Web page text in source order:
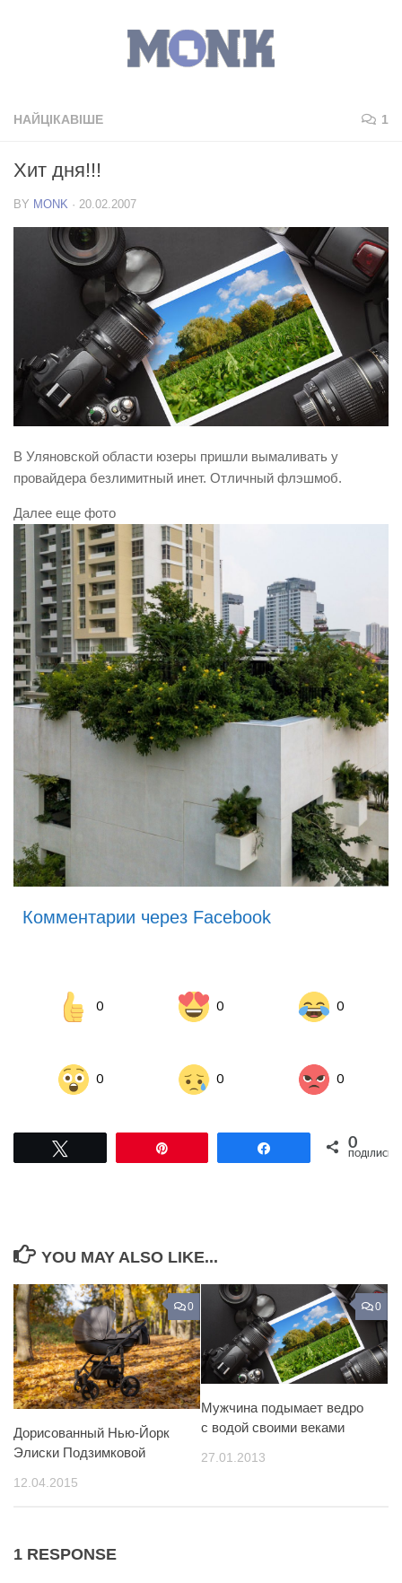
НАЙЦІКАВІШЕ 1
Хит дня!!!
BY MONK · 20.02.2007
В Уляновской области юзеры пришли вымаливать у
провайдера безлимитный инет. Отличный флэшмоб.
Далее еще фото
Комментарии через Facebook
0 0 0
0 0 0
Поділитися0
ПОДІЛИСЬ
YOU MAY ALSO LIKE...
0
Дорисованный Нью-Йорк
Элиски Подзимковой
12.04.2015
0
Мужчина подымает ведро
с водой своими веками
27.01.2013
1 RESPONSE